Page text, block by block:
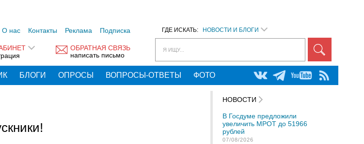
ГДЕ ИСКАТЬ: НОВОСТИ И БЛОГИ
Я ИЩУ...
О нас Контакты Реклама Подписка
ОБРАТНАЯ СВЯЗЬ
написать письмо
БЛОГИ ОПРОСЫ ВОПРОСЫ-ОТВЕТЫ ФОТО
НОВОСТИ
В Госдуме предложили
увеличить МРОТ до 51966
рублей
07/08/2026